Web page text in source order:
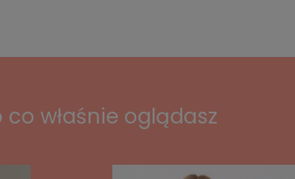
właśnie oglądasz